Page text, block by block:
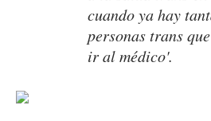
cuando ya hay
personas trans
ir al médico'.